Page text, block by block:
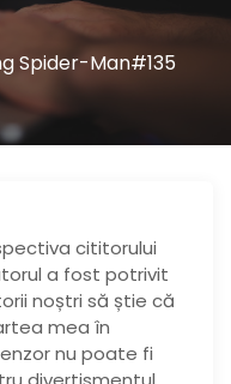
Spider-Man#135
cititorului
a fost potrivit
noștri să știe că
mea în
nu poate fi